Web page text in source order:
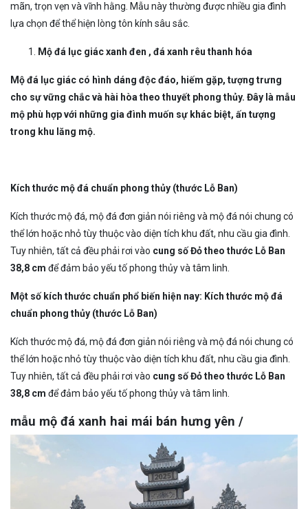
mãn, trọn vẹn và vĩnh hằng. Mẫu này thường được nhiều gia đình
lựa chọn để thể hiện lòng tôn kính sâu sắc.
Mộ đá lục giácxanh đen , đá xanh rêu thanh hóa
Mộ đá lục giác có hình dáng độc đáo, hiếm gặp, tượng trưng
cho sự vững chắc và hài hòa theo thuyết phong thủy. Đây là mẫu
mộ phù hợp với những gia đình muốn sự khác biệt, ấn tượng
trong khu lăng mộ.
Kích thước mộ đá chuẩn phong thủy (thước Lỗ Ban)
Kích thước mộ đá, mộ đá đơn giản nói riêng và mộ đá nói chung có
thể lớn hoặc nhỏ tùy thuộc vào diện tích khu đất, nhu cầu gia đình.
Tuy nhiên, tất cả đều phải rơi vào cung số Đỏ theo thước Lỗ Ban
38,8 cm để đảm bảo yếu tố phong thủy và tâm linh.
Một số kích thước chuẩn phổ biến hiện nay: Kích thước mộ đá
chuẩn phong thủy (thước Lỗ Ban)
Kích thước mộ đá, mộ đá đơn giản nói riêng và mộ đá nói chung có
thể lớn hoặc nhỏ tùy thuộc vào diện tích khu đất, nhu cầu gia đình.
Tuy nhiên, tất cả đều phải rơi vào cung số Đỏ theo thước Lỗ Ban
38,8 cm để đảm bảo yếu tố phong thủy và tâm linh.
mẫu mộ đá xanh hai mái bán hưng yên /